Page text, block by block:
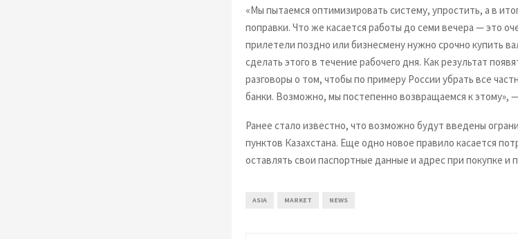
«Мы пытаемся оптимизировать систему, упростить, а в
поправки. Что же касается работы до семи вечера — это
прилетели поздно или бизнесмену нужно срочно купить
сделать этого в течение рабочего дня. Как результат
разговоры о том, чтобы по примеру России убрать все
банки. Возможно, мы постепенно возвращаемся к этому»,
Ранее стало известно, что возможно будут введены
пунктов Казахстана. Еще одно новое правило касается
оставлять свои паспортные данные и адрес при покупке и
ASIA MARKET NEWS